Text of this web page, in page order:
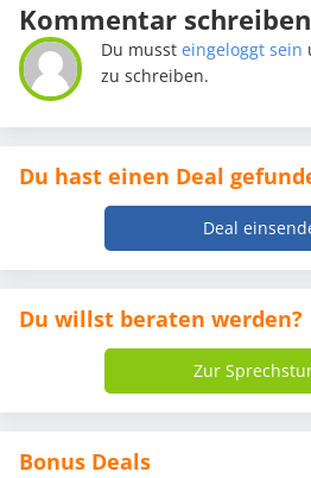
Kommentar schreiben
Du mussteingeloggt sein
zu schreiben.
Du hast einen Deal
Deal
Du willst beraten werden?
Zur
Bonus Deals